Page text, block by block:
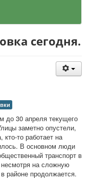
сегодня.
до 30 апреля текущего
заметно опустели,
то работает на
В основном люди
транспорт в
на сложную
районе продолжается.